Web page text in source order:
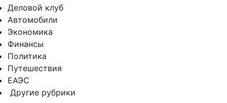
Деловой клуб
Автомобили
Экономика
Финансы
Политика
Путешествия
ЕАЭС
Другие рубрики